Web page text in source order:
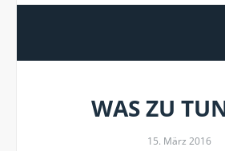
WAS ZU
15. März 2016